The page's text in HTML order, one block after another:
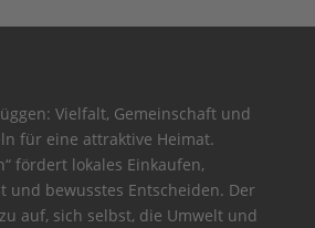
Vielfalt, Gemeinschaft und
für eine attraktive Heimat.
fördert lokales Einkaufen,
und bewusstes Entscheiden. Der
auf, sich selbst, die Umwelt und